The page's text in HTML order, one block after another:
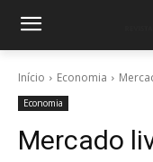
Início Economia
Economia
Mercado